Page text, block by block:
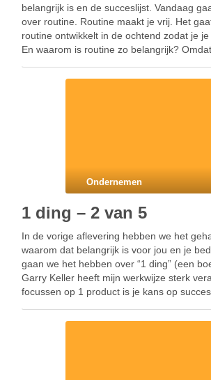
belangrijk is en de succeslijst. Vandaag
over routine. Routine maakt je vrij. Het
routine ontwikkelt in de ochtend zodat je je
En waarom is routine zo belangrijk?
Ondernemen
1 ding – 2 van 5
In de vorige aflevering hebben we het
waarom dat belangrijk is voor jou en je
gaan we het hebben over “1 ding” (een
Garry Keller heeft mijn werkwijze sterk
focussen op 1 product is je kans op